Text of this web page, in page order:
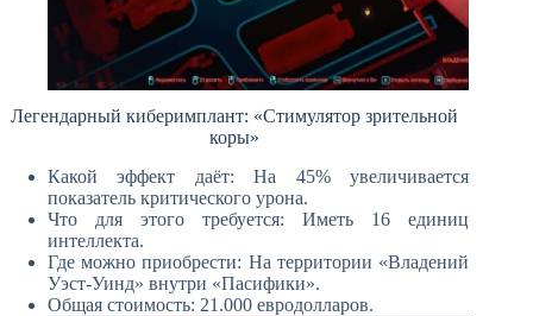
Легендарный киберимплант: «Стимулятор зрительной
коры»
Какой эффект даёт: На 45% увеличивается
показатель критического урона.
Что для этого требуется: Иметь 16 единиц
интеллекта.
Где можно приобрести: На территории «Владений
Уэст-Уинд» внутри «Пасифики».
Общая стоимость: 21.000 евродолларов.